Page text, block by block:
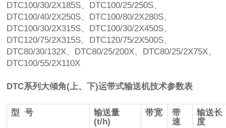
DTC100/30/2Χ185S、DTC100/25/250S、
DTC100/40/2Χ250S、DTC100/80/2Χ280S、
DTC100/30/2Χ315S、DTC100/30/2Χ450S、
DTC120/75/2Χ315S、DTC120/75/2Χ500S、
DTC80/30/132X、DTC80/25/200X、DTC80/25/2Χ75X、
DTC100/55/2Χ110X
DTC系列大倾角(上、下)运带式输送机技术参数表
型 号
输送量
(t/h)
带宽
带
速
输送长
度